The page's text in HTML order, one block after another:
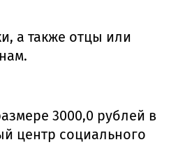
а также отцы или
3000,0 рублей в
центр социального